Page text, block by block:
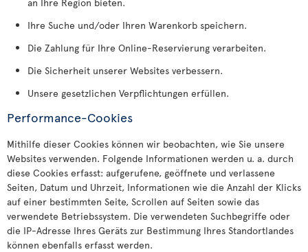
Ihre Suche und/oder Ihren Warenkorb speichern.
Die Zahlung für Ihre Online-Reservierung verarbeiten.
Die Sicherheit unserer Websites verbessern.
Unsere gesetzlichen Verpflichtungen erfüllen.
Performance-Cookies
Mithilfe dieser Cookies können wir beobachten, wie Sie unsere
Websites verwenden. Folgende Informationen werden u. a. durch
diese Cookies erfasst: aufgerufene, geöffnete und verlassene
Seiten, Datum und Uhrzeit, Informationen wie die Anzahl der Klicks
auf einer bestimmten Seite, Scrollen auf Seiten sowie das
verwendete Betriebssystem. Die verwendeten Suchbegriffe oder
die IP-Adresse Ihres Geräts zur Bestimmung Ihres Standortlandes
können ebenfalls erfasst werden.